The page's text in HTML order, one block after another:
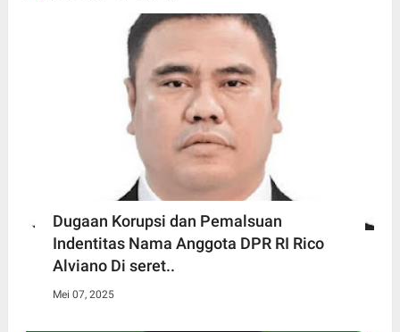
Dugaan Korupsi dan Pemalsuan
Indentitas Nama Anggota DPR RI Rico
Alviano Di seret..
Mei 07, 2025